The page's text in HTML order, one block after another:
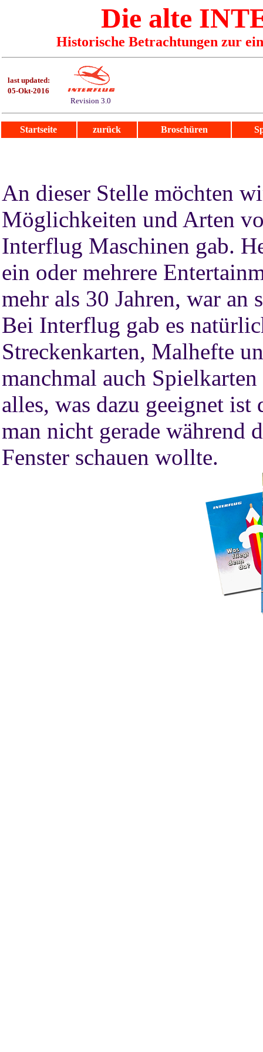
Die alte
Historische Betrachtungen zur
last updated:
05-Okt-2016
Revision 3.0
Startseite zurück Broschüren
An dieser Stelle möchten
Möglichkeiten und Arten
Interflug Maschinen gab.
ein oder mehrere
mehr als 30 Jahren, war
Bei Interflug gab es
Streckenkarten, Malhefte
manchmal auch
alles, was dazu geeignet
man nicht gerade während
Fenster schauen wollte.